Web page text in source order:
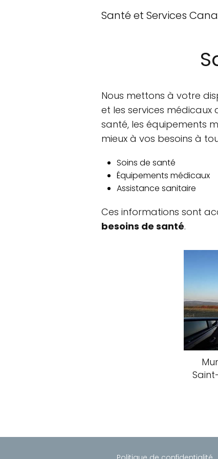
Santé et Services
Nous mettons à votre
et les services médicaux
santé, les équipements
mieux à vos besoins à
Soins de santé
Équipements médicaux
Assistance sanitaire
Ces informations sont
besoins de santé.